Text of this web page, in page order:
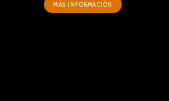
MÁS INFORMACIÓN